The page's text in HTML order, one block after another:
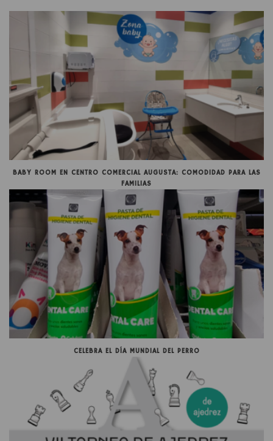
BABY ROOM EN CENTRO COMERCIAL AUGUSTA: COMODIDAD PARA LAS
FAMILIAS
CELEBRA EL DÍA MUNDIAL DEL PERRO